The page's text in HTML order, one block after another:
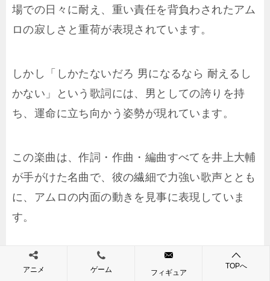
場での日々に耐え、重い責任を背負わされたアム
ロの寂しさと重荷が表現されています。
しかし「しかたないだろ 男になるなら 耐えるし
かない」という歌詞には、男としての誇りを持
ち、運命に立ち向かう姿勢が現れています。
この楽曲は、作詞・作曲・編曲すべてを井上大輔
が手がけた名曲で、彼の繊細で力強い歌声ととも
に、アムロの内面の動きを見事に表現していま
す。
穏やかなメロディーにのった歌詞と、荘厳な合唱
アニメ ゲーム フィギュア
TOPへ